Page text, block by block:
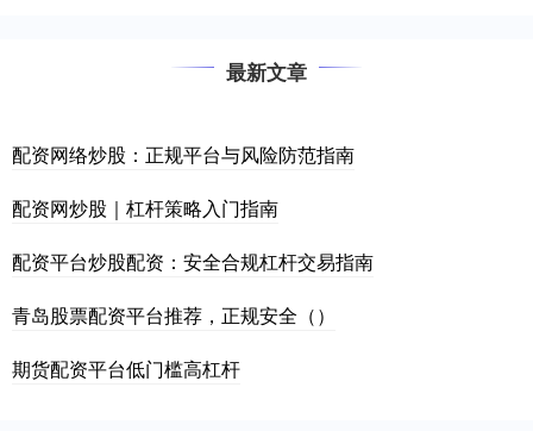
最新文章
配资网络炒股：正规平台与风险防范指南
配资网炒股｜杠杆策略入门指南
配资平台炒股配资：安全合规杠杆交易指南
青岛股票配资平台推荐，正规安全（）
期货配资平台低门槛高杠杆